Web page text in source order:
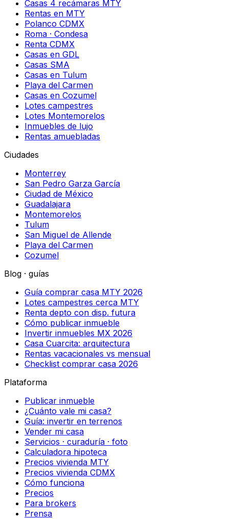
Casas 4 recámaras MTY
Rentas en MTY
Polanco CDMX
Roma · Condesa
Renta CDMX
Casas en GDL
Casas SMA
Casas en Tulum
Playa del Carmen
Casas en Cozumel
Lotes campestres
Lotes Montemorelos
Inmuebles de lujo
Rentas amuebladas
Ciudades
Monterrey
San Pedro Garza García
Ciudad de México
Guadalajara
Montemorelos
Tulum
San Miguel de Allende
Playa del Carmen
Cozumel
Blog · guías
Guía comprar casa MTY 2026
Lotes campestres cerca MTY
Renta depto con disp. futura
Cómo publicar inmueble
Invertir inmuebles MX 2026
Casa Cuarcita: arquitectura
Rentas vacacionales vs mensual
Checklist comprar casa 2026
Plataforma
Publicar inmueble
¿Cuánto vale mi casa?
Guía: invertir en terrenos
Vender mi casa
Servicios · curaduría · foto
Calculadora hipoteca
Precios vivienda MTY
Precios vivienda CDMX
Cómo funciona
Precios
Para brokers
Prensa